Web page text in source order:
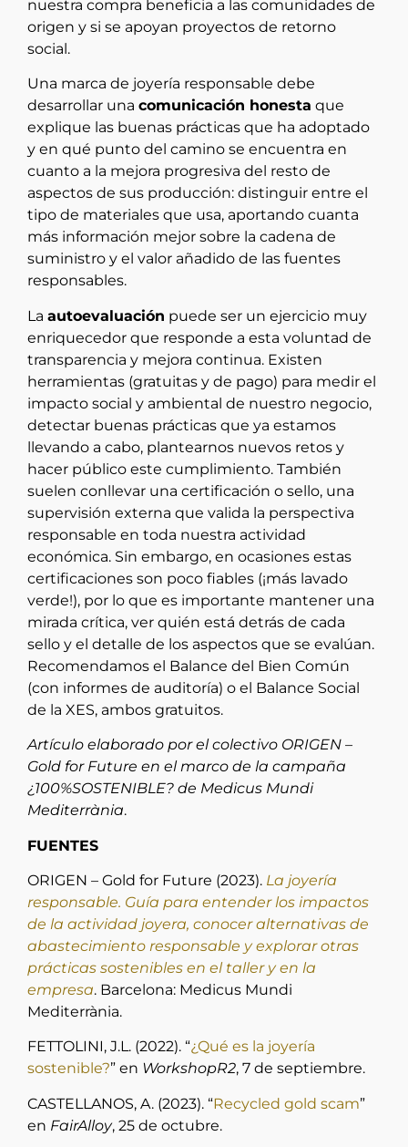
nuestra compra beneficia a las comunidades de
origen y si se apoyan proyectos de retorno
social.
Una marca de joyería responsable debe
desarrollar una comunicación honesta que
explique las buenas prácticas que ha adoptado
y en qué punto del camino se encuentra en
cuanto a la mejora progresiva del resto de
aspectos de sus producción: distinguir entre el
tipo de materiales que usa, aportando cuanta
más información mejor sobre la cadena de
suministro y el valor añadido de las fuentes
responsables.
La autoevaluación puede ser un ejercicio muy
enriquecedor que responde a esta voluntad de
transparencia y mejora continua. Existen
herramientas (gratuitas y de pago) para medir el
impacto social y ambiental de nuestro negocio,
detectar buenas prácticas que ya estamos
llevando a cabo, plantearnos nuevos retos y
hacer público este cumplimiento. También
suelen conllevar una certificación o sello, una
supervisión externa que valida la perspectiva
responsable en toda nuestra actividad
económica. Sin embargo, en ocasiones estas
certificaciones son poco fiables (¡más lavado
verde!), por lo que es importante mantener una
mirada crítica, ver quién está detrás de cada
sello y el detalle de los aspectos que se evalúan.
Recomendamos el Balance del Bien Común
(con informes de auditoría) o el Balance Social
de la XES, ambos gratuitos.
Artículo elaborado por el colectivo ORIGEN –
Gold for Future en el marco de la campaña
¿100%SOSTENIBLE? de Medicus Mundi
Mediterrània.
FUENTES
ORIGEN – Gold for Future (2023). La joyería
responsable. Guía para entender los impactos
de la actividad joyera, conocer alternativas de
abastecimiento responsable y explorar otras
prácticas sostenibles en el taller y en la
empresa. Barcelona: Medicus Mundi
Mediterrània.
FETTOLINI, J.L. (2022). “¿Qué es la joyería
sostenible?” en WorkshopR2, 7 de septiembre.
CASTELLANOS, A. (2023). “Recycled gold scam”
en FairAlloy, 25 de octubre.